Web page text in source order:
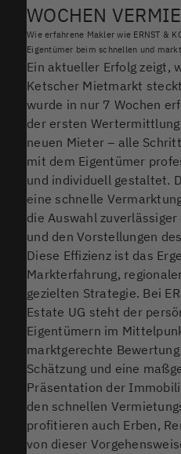
WOCHEN
Wie erfahrene Makler wie ERNST &
Eigentümer beim schnellen und
Ein aktueller Erfolg zeigt,
Ketscher Mietmarkt
wurde in nur 7 Wochen
der ersten
neuen Mieter – alle
mit dem Eigentümer
und individuell gestaltet.
eine schnelle
die Auswahl
und den Vorstellungen
Diese Effizienz ist das
Markterfahrung,
gezielten Strategie. Bei
Estate UG steht der
Eigentümern im
marktgerechte
Schätzung und eine
Präsentation der
den schnellen
profitieren auch Erben,
von dieser